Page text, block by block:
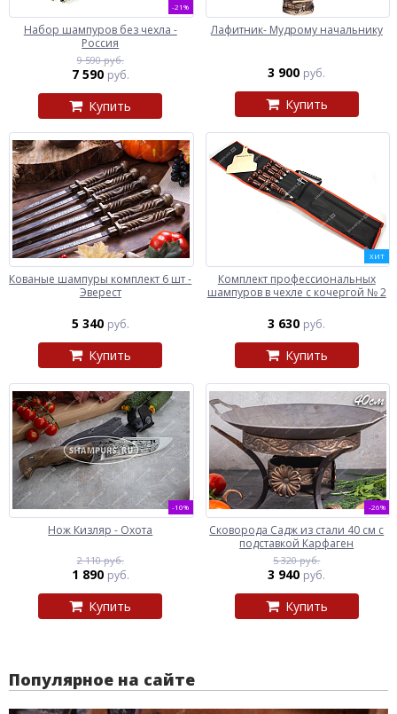
-21%
Набор шампуров без чехла -
Россия
9 590 руб.
7 590 руб.
Купить
Лафитник- Мудрому начальнику
3 900 руб.
Купить
Кованые шампуры комплект 6 шт -
Эверест
5 340 руб.
Купить
ХИТ
Комплект профессиональных
шампуров в чехле с кочергой № 2
3 630 руб.
Купить
-10%
Нож Кизляр - Охота
2 110 руб.
1 890 руб.
Купить
-26%
Сковорода Садж из стали 40 см с
подставкой Карфаген
5 320 руб.
3 940 руб.
Купить
Популярное на сайте